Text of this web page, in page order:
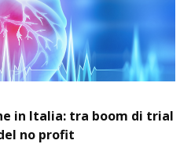
in Italia: tra boom di trial
no profit